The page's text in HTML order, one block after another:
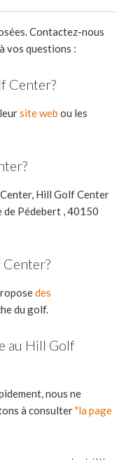
Contactez-nous
vos questions :
Center?
site web ou les
Hill Golf Center
de Pédebert , 40150
des
du golf.
au Hill Golf
nous ne
à consulter"la page